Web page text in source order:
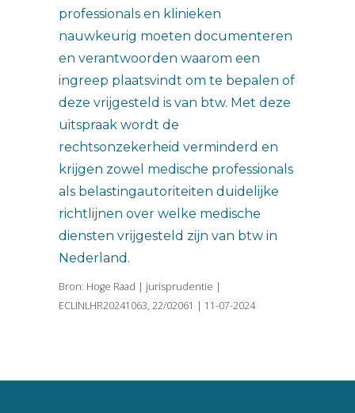
professionals en klinieken
nauwkeurig moeten documenteren
en verantwoorden waarom een
ingreep plaatsvindt om te bepalen of
deze vrijgesteld is van btw. Met deze
uitspraak wordt de
rechtsonzekerheid verminderd en
krijgen zowel medische professionals
als belastingautoriteiten duidelijke
richtlijnen over welke medische
diensten vrijgesteld zijn van btw in
Nederland.
Bron: Hoge Raad | jurisprudentie |
ECLINLHR20241063, 22/02061 | 11-07-2024